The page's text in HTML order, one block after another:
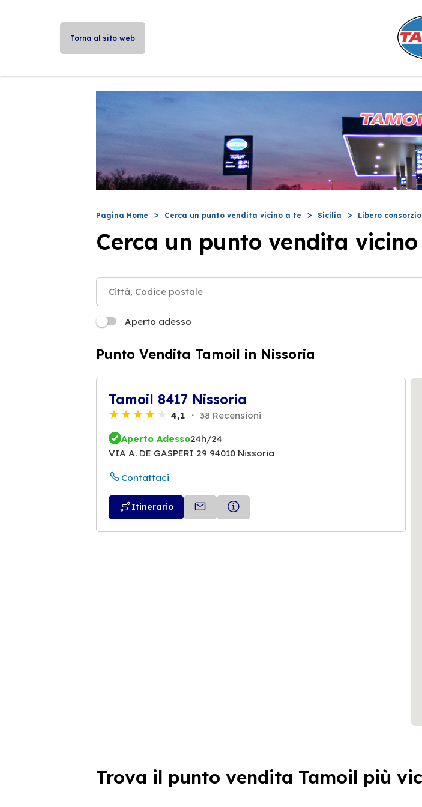
Torna al sito web
Pagina Home Cerca un punto vendita vicino a te Sicilia Libero
Cerca un punto vendita
Aperto adesso
Punto Vendita Tamoil in Nissoria
Tamoil 8417 Nissoria
4,1 38 Recensioni
Aperto Adesso24h/24
VIA A. DE GASPERI 29 94010 Nissoria
Contattaci
Itinerario
Trova il punto vendita Tamoil più